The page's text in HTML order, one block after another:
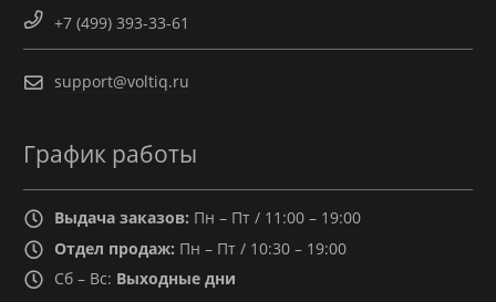
+7 (499) 393-33-61
support@voltiq.ru
График работы
Выдача заказов: Пн – Пт / 11:00 – 19:00
Отдел продаж: Пн – Пт / 10:30 – 19:00
Сб – Вс: Выходные дни